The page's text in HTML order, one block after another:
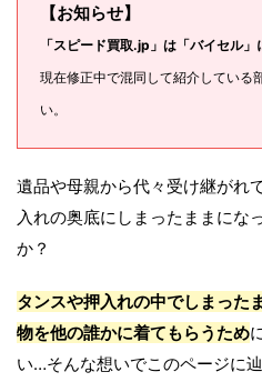
【お知らせ】
「スピード買取.jp」は「バイセル
現在修正中で混同して紹介している
い。
遺品や母親から代々受け継がれ
入れの奥底にしまったままにな
か？
タンスや押入れの中でしまった
物を他の誰かに着てもらうため
い…そんな想いでこのページに